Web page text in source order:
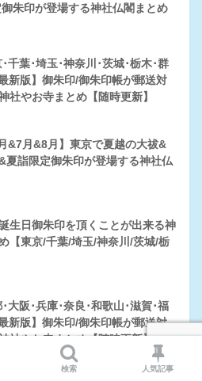
朱印が登場する神社仏閣まとめ
･千葉･埼玉･神奈川･茨城･栃木･群
新版】御朱印/御朱印帳が郵送対
社やお寺まとめ【随時更新】
&7月&8月】東京で夏越の大祓&
夏詣限定御朱印が登場する神社仏
誕生日御朱印を頂くことが出来る神
【東京/千葉/埼玉/神奈川/茨城/栃
･大阪･兵庫･奈良･和歌山･滋賀･福
新版】御朱印/御朱印帳が郵送対
社やお寺まとめ【随時更新】
検索 人気記事